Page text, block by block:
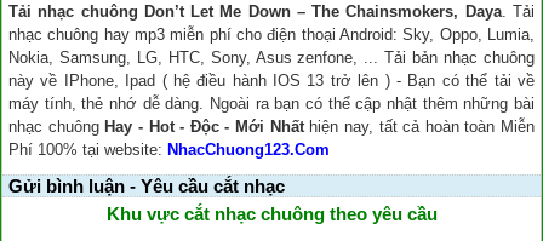
Tải nhạc chuông Don’t Let Me Down – The Chainsmokers, Daya. Tải
nhạc chuông hay mp3 miễn phí cho điện thoại Android: Sky, Oppo, Lumia,
Nokia, Samsung, LG, HTC, Sony, Asus zenfone, ... Tải bản nhạc chuông
này về IPhone, Ipad ( hệ điều hành IOS 13 trở lên ) - Bạn có thể tải về
máy tính, thẻ nhớ dễ dàng. Ngoài ra bạn có thể cập nhật thêm những bài
nhạc chuông Hay - Hot - Độc - Mới Nhấthiện nay, tất cả hoàn toàn Miễn
Phí 100% tại website: NhacChuong123.Com
Gửi bình luận - Yêu cầu cắt nhạc
Khu vực cắt nhạc chuông theo yêu cầu